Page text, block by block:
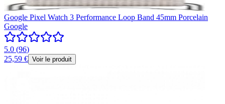
Google Pixel Watch 3 Performance Loop Band 45mm Porcelain
Google
5.0 (96)
25,59 € Voir le produit